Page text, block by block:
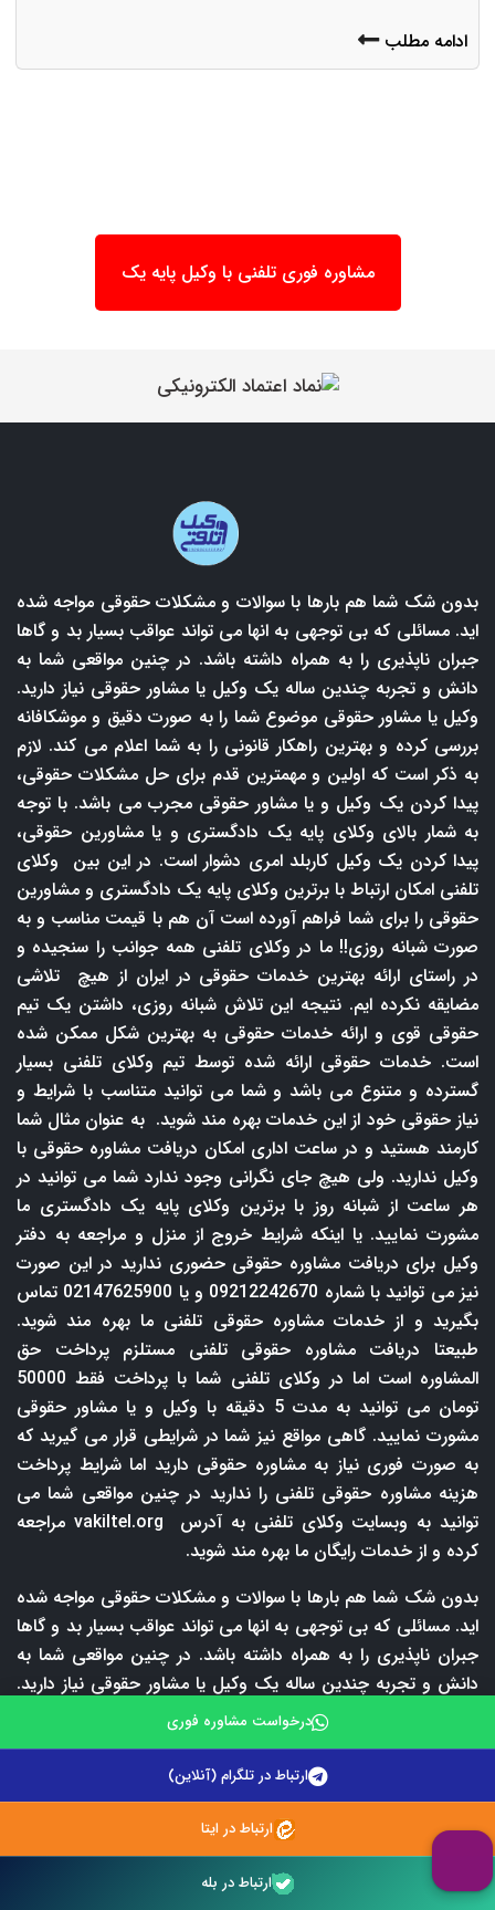
ادامه مطلب
مشاوره فوری تلفنی با وکیل پایه یک
بدون شک شما هم بارها با سوالات و مشکلات حقوقی مواجه شده
اید. مسائلی که بی توجهی به انها می تواند عواقب بسیار بد و گاها
جبران ناپذیری را به همراه داشته باشد. در چنین مواقعی شما به
دانش و تجربه چندین ساله یک وکیل یا مشاور حقوقی نیاز دارید.
وکیل یا مشاور حقوقی موضوع شما را به صورت دقیق و موشکافانه
بررسی کرده و بهترین راهکار قانونی را به شما اعلام می کند. لازم
به ذکر است که اولین و مهمترین قدم برای حل مشکلات حقوقی،
پیدا کردن یک وکیل و یا مشاور حقوقی مجرب می باشد. با توجه
به شمار بالای وکلای پایه یک دادگستری و یا مشاورین حقوقی،
پیدا کردن یک وکیل کاربلد امری دشوار است. در این بین وکلای
تلفنی امکان ارتباط با برترین وکلای پایه یک دادگستری و مشاورین
حقوقی را برای شما فراهم آورده است آن هم با قیمت مناسب و به
صورت شبانه روزی!! ما در وکلای تلفنی همه جوانب را سنجیده و
در راستای ارائه بهترین خدمات حقوقی در ایران از هیچ تلاشی
مضایقه نکرده ایم. نتیجه این تلاش شبانه روزی، داشتن یک تیم
حقوقی قوی و ارائه خدمات حقوقی به بهترین شکل ممکن شده
است. خدمات حقوقی ارائه شده توسط تیم وکلای تلفنی بسیار
گسترده و متنوع می باشد و شما می توانید متناسب با شرایط و
نیاز حقوقی خود از این خدمات بهره مند شوید. به عنوان مثال شما
کارمند هستید و در ساعت اداری امکان دریافت مشاوره حقوقی با
وکیل ندارید. ولی هیچ جای نگرانی وجود ندارد شما می توانید در
هر ساعت از شبانه روز با برترین وکلای پایه یک دادگستری ما
مشورت نمایید. یا اینکه شرایط خروج از منزل و مراجعه به دفتر
وکیل برای دریافت مشاوره حقوقی حضوری ندارید در این صورت
نیز می توانید با شماره 09212242670 و یا 02147625900 تماس
بگیرید و از خدمات مشاوره حقوقی تلفنی ما بهره مند شوید.
طبیعتا دریافت مشاوره حقوقی تلفنی مستلزم پرداخت حق
المشاوره است اما در وکلای تلفنی شما با پرداخت فقط 50000
تومان می توانید به مدت 5 دقیقه با وکیل و یا مشاور حقوقی
مشورت نمایید. گاهی مواقع نیز شما در شرایطی قرار می گیرید که
به صورت فوری نیاز به مشاوره حقوقی دارید اما شرایط پرداخت
هزینه مشاوره حقوقی تلفنی را ندارید در چنین مواقعی شما می
توانید به وبسایت وکلای تلفنی به آدرس
vakiltel.org مراجعه
کرده و از خدمات رایگان ما بهره مند شوید.
بدون شک شما هم بارها با سوالات و مشکلات حقوقی مواجه شده
اید. مسائلی که بی توجهی به انها می تواند عواقب بسیار بد و گاها
جبران ناپذیری را به همراه داشته باشد. در چنین مواقعی شما به
دانش و تجربه چندین ساله یک وکیل یا مشاور حقوقی نیاز دارید.
وکیل یا مشاور حقوقی موضوع شما را به صورت دقیق و موشکافانه
به ذکر است که اولین و مهمترین قدم برای حل مشکلات حقوقی،
پیدا کردن یک وکیل و یا مشاور حقوقی مجرب می باشد. با توجه
به شمار بالای وکلای پایه یک دادگستری و یا مشاورین حقوقی،
پیدا کردن یک وکیل کاربلد امری دشوار است. در این بین وکلای
تلفنی امکان ارتباط با برترین وکلای پایه یک دادگستری و مشاورین
درخواست مشاوره فوری
ارتباط در تلگرام (آنلاین)
ارتباط در ایتا
ارتباط در بله